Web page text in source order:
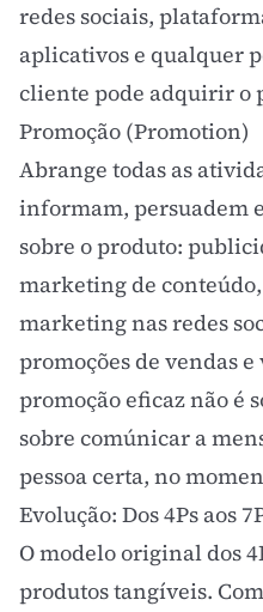
redes sociais,
aplicativos e qualquer
cliente pode adquirir o
Promoção (Promotion)
Abrange todas as
informam, persuadem
sobre o produto:
marketing de conteúdo,
marketing nas redes
promoções de vendas
promoção eficaz não é
sobre comúnicar a
pessoa certa, no
Evolução: Dos 4Ps aos
O modelo original dos
produtos tangíveis.